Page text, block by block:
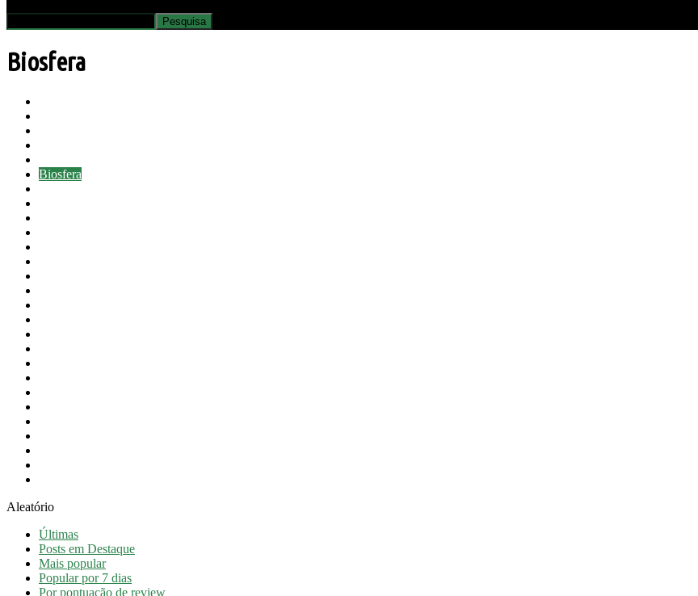
Biosfera
Biosfera
Aleatório
Últimas
Posts em Destaque
Mais popular
Popular por 7 dias
Por pontuação de review